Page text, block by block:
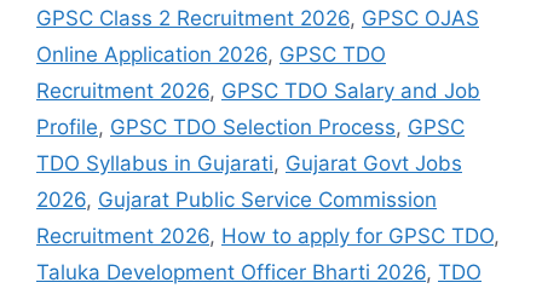
GPSC Class 2 Recruitment 2026, GPSC OJAS
Online Application 2026, GPSC TDO
Recruitment 2026, GPSC TDO Salary and Job
Profile, GPSC TDO Selection Process, GPSC
TDO Syllabus in Gujarati, Gujarat Govt Jobs
2026, Gujarat Public Service Commission
Recruitment 2026, How to apply for GPSC TDO,
Taluka Development Officer Bharti 2026, TDO